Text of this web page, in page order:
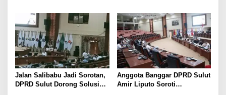
Perkiraan hingga Kebutuhan
Mendesak SKPD
92 GMIM Syalom Molas
Jalan Salibabu Jadi Sorotan,
DPRD Sulut Dorong Solusi
Anggota Banggar DPRD Sulut
Amir Liputo Soroti